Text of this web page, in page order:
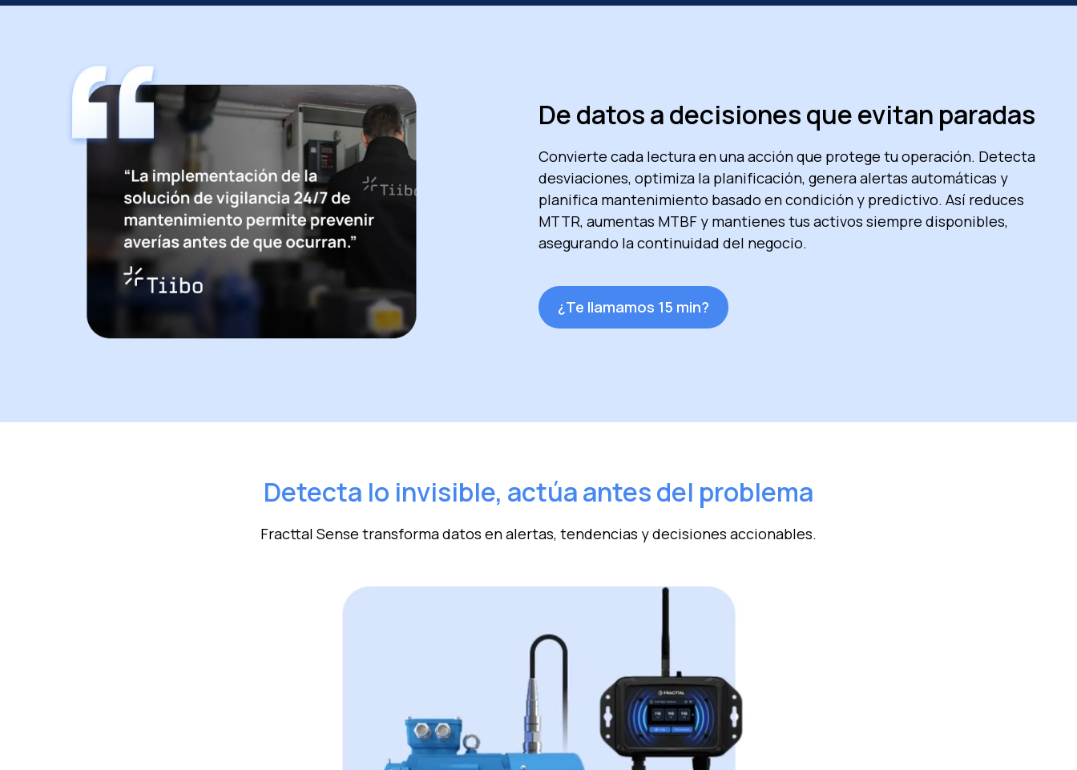
De datos a decisiones que evitan paradas
Convierte cada lectura en una acción que protege tu operación. Detecta
desviaciones, optimiza la planificación, genera alertas automáticas y
planifica mantenimiento basado en condición y predictivo. Así reduces
MTTR, aumentas MTBF y mantienes tus activos siempre disponibles,
asegurando la continuidad del negocio.
¿Te llamamos 15 min?
Detecta lo invisible, actúa antes del problema
Fracttal Sense transforma datos en alertas, tendencias y decisiones accionables.